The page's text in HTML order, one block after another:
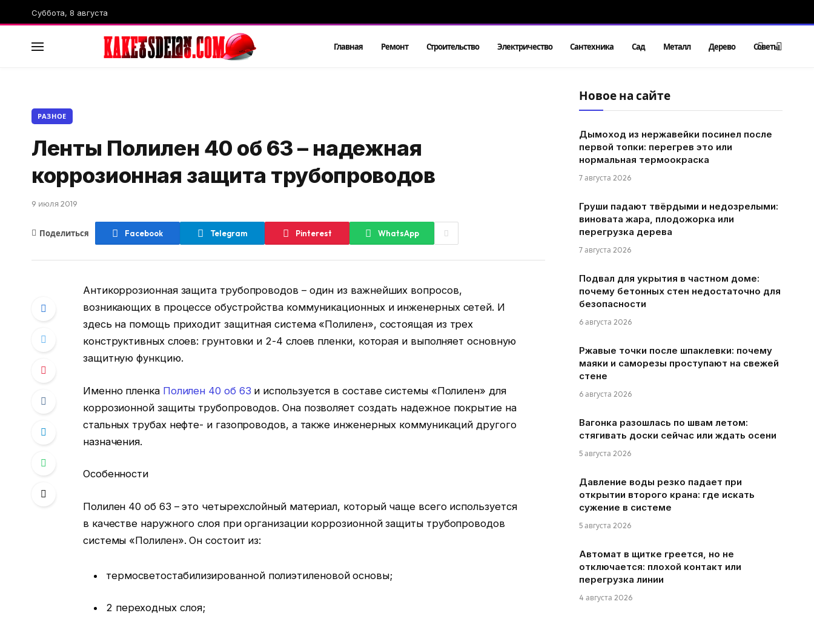
Суббота, 8 августа
Главная Ремонт Строительство Электричество Сантехника Сад Металл Дерево Советы
РАЗНОЕ
Ленты Полилен 40 об 63 – надежная
коррозионная защита трубопроводов
9 июля 2019
Поделиться Facebook Telegram Pinterest WhatsApp
Антикоррозионная защита трубопроводов – один из важнейших вопросов,
возникающих в процессе обустройства коммуникационных и инженерных сетей. И
здесь на помощь приходит защитная система «Полилен», состоящая из трех
конструктивных слоев: грунтовки и 2-4 слоев пленки, которая и выполняет основную
защитную функцию.
Именно пленка Полилен 40 об 63 и используется в составе системы «Полилен» для
коррозионной защиты трубопроводов. Она позволяет создать надежное покрытие на
стальных трубах нефте- и газопроводов, а также инженерных коммуникаций другого
назначения.
Особенности
Полилен 40 об 63 – это четырехслойный материал, который чаще всего используется
в качестве наружного слоя при организации коррозионной защиты трубопроводов
системы «Полилен». Он состоит из:
термосветостабилизированной полиэтиленовой основы;
2 переходных слоя;
Новое на сайте
Дымоход из нержавейки посинел после
первой топки: перегрев это или
нормальная термоокраска
7 августа 2026
Груши падают твёрдыми и недозрелыми:
виновата жара, плодожорка или
перегрузка дерева
7 августа 2026
Подвал для укрытия в частном доме:
почему бетонных стен недостаточно для
безопасности
6 августа 2026
Ржавые точки после шпаклевки: почему
маяки и саморезы проступают на свежей
стене
6 августа 2026
Вагонка разошлась по швам летом:
стягивать доски сейчас или ждать осени
5 августа 2026
Давление воды резко падает при
открытии второго крана: где искать
сужение в системе
5 августа 2026
Автомат в щитке греется, но не
отключается: плохой контакт или
перегрузка линии
4 августа 2026